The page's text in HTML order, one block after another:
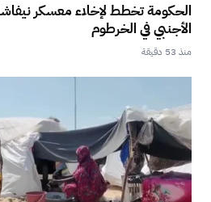
الحكومة تخطط لإخلاء معسكر نيفاشا
الأجنبي في الخرطوم
منذ 53 دقيقة